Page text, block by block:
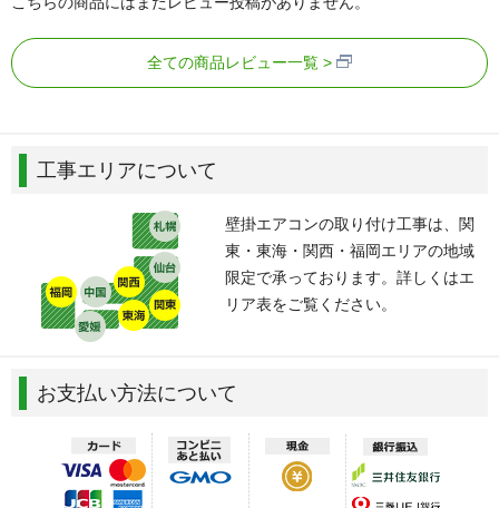
全ての商品レビュー一覧
工事エリアについて
壁掛エアコンの取り付け工事は、関
東・東海・関西・福岡エリアの地域
限定で承っております。詳しくはエ
リア表をご覧ください。
お支払い方法について